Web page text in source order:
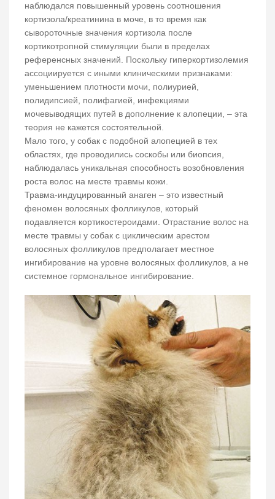
наблюдался повышенный уровень соотношения
кортизола/креатинина в моче, в то время как
сывороточные значения кортизола после
кортикотропной стимуляции были в пределах
референсных значений. Поскольку гиперкортизолемия
ассоциируется с иными клиническими признаками:
уменьшением плотности мочи, полиурией,
полидипсией, полифагией, инфекциями
мочевыводящих путей в дополнение к алопеции, – эта
теория не кажется состоятельной.
Мало того, у собак с подобной алопецией в тех
областях, где проводились соскобы или биопсия,
наблюдалась уникальная способность возобновления
роста волос на месте травмы кожи.
Травма-индуцированный анаген – это известный
феномен волосяных фолликулов, который
подавляется кортикостероидами. Отрастание волос на
месте травмы у собак с циклическим арестом
волосяных фолликулов предполагает местное
ингибирование на уровне волосяных фолликулов, а не
системное гормональное ингибирование.